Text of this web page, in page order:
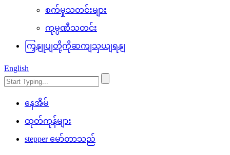
စက်မှုသတင်းများ
ကုမ္ပဏီသတင်း
ကြှနျုပျတို့ကိုဆကျသှယျရနျ
English
နေအိမ်
ထုတ်ကုန်များ
stepper မော်တာသည်